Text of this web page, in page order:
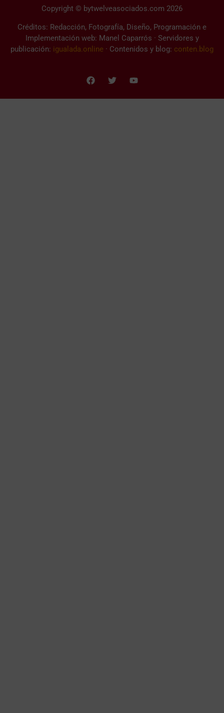
Copyright © bytwelveasociados.com 2026
Créditos: Redacción, Fotografía, Diseño, Programación e
Implementación web: Manel Caparrós · Servidores y
publicación: igualada.online · Contenidos y blog: conten.blog